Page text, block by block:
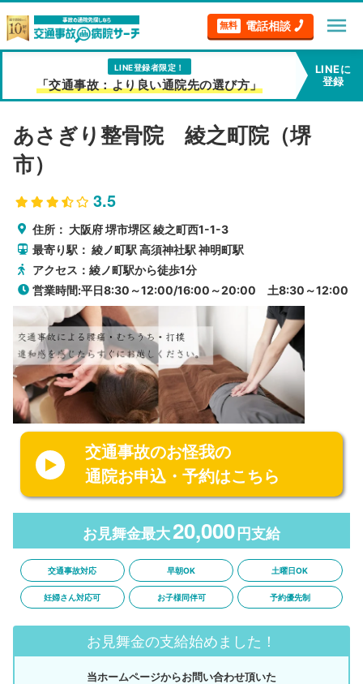
無料 電話相談 menu
LINE登録者限定！
「交通事故：より良い通院先の選び方」
LINEに
登録
あさぎり整骨院 綾之町院（堺
市）
3.5
住所： 大阪府堺市堺区綾之町西1-1-3
最寄り駅：綾ノ町駅 高須神社駅 神明町駅
アクセス：綾ノ町駅から徒歩1分
営業時間:平日8:30～12:00/16:00～20:00 土8:30～12:00
交通事故のお怪我の
通院お申込・予約はこちら
お見舞金最大20,000 円支給
交通事故対応 早朝OK 土曜日OK
妊婦さん対応可 お子様同伴可 予約優先制
お見舞金の支給始めました！
当ホームページからお問い合わせ頂いた